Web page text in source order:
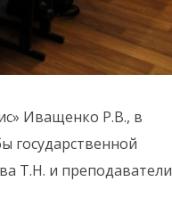
Иващенко Р.В., в
государственной
Т.Н. и преподаватели